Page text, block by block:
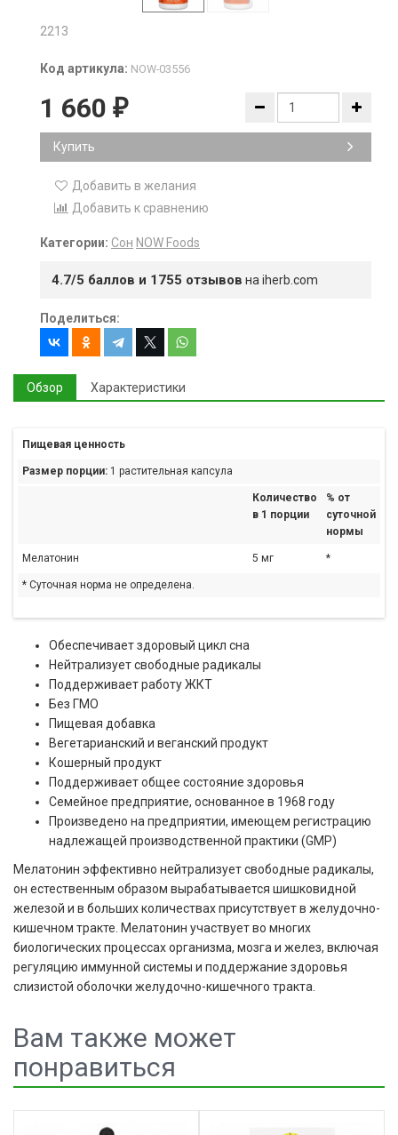
2213
Код артикула: NOW-03556
1 660 ₽
Купить
Добавить в желания
Добавить к сравнению
Категории: Сон NOW Foods
4.7/5 баллов и 1755 отзывов на iherb.com
Поделиться:
Обзор Характеристики
Пищевая ценность
Размер порции: 1 растительная капсула
Количество
в 1 порции
% от
суточной
нормы
Мелатонин 5 мг *
* Суточная норма не определена.
Обеспечивает здоровый цикл сна
Нейтрализует свободные радикалы
Поддерживает работу ЖКТ
Без ГМО
Пищевая добавка
Вегетарианский и веганский продукт
Кошерный продукт
Поддерживает общее состояние здоровья
Семейное предприятие, основанное в 1968 году
Произведено на предприятии, имеющем регистрацию
надлежащей производственной практики (GMP)
Мелатонин эффективно нейтрализует свободные радикалы,
он естественным образом вырабатывается шишковидной
железой и в больших количествах присутствует в желудочно-
кишечном тракте. Мелатонин участвует во многих
биологических процессах организма, мозга и желез, включая
регуляцию иммунной системы и поддержание здоровья
слизистой оболочки желудочно-кишечного тракта.
Вам также может
понравиться